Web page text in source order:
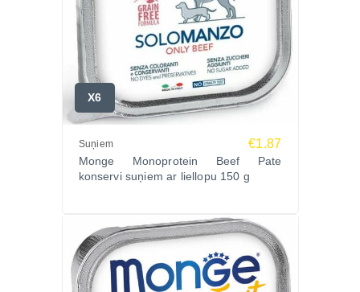
X6
Suņiem €1.87
Monge Monoprotein Beef Pate
konservi suņiem ar liellopu 150 g